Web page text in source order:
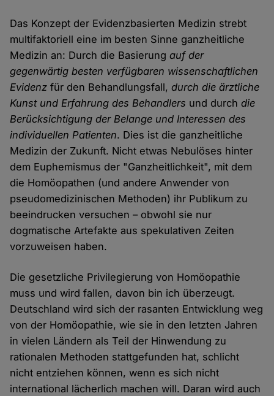
Das Konzept der Evidenzbasierten Medizin strebt
multifaktoriell eine im besten Sinne ganzheitliche
Medizin an: Durch die Basierungauf der
gegenwärtig besten verfügbaren wissenschaftlichen
Evidenz für den Behandlungsfall,durch die ärztliche
Kunst und Erfahrung des Behandlers und durchdie
Berücksichtigung der Belange und Interessen des
individuellen Patienten. Dies ist die ganzheitliche
Medizin der Zukunft. Nicht etwas Nebulöses hinter
dem Euphemismus der "Ganzheitlichkeit", mit dem
die Homöopathen (und andere Anwender von
pseudomedizinischen Methoden) ihr Publikum zu
beeindrucken versuchen – obwohl sie nur
dogmatische Artefakte aus spekulativen Zeiten
vorzuweisen haben.
Die gesetzliche Privilegierung von Homöopathie
muss und wird fallen, davon bin ich überzeugt.
Deutschland wird sich der rasanten Entwicklung weg
von der Homöopathie, wie sie in den letzten Jahren
in vielen Ländern als Teil der Hinwendung zu
rationalen Methoden stattgefunden hat, schlicht
nicht entziehen können, wenn es sich nicht
international lächerlich machen will. Daran wird auch